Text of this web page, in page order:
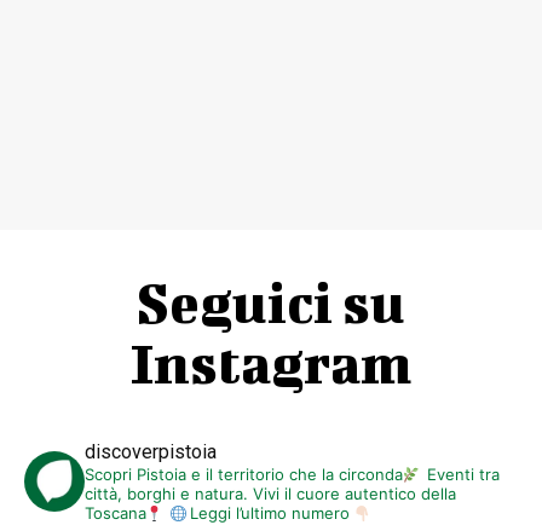
Seguici su
Instagram
discoverpistoia
Scopri Pistoia e il territorio che la circonda
Eventi tra
città, borghi e natura. Vivi il cuore autentico della
Toscana
Leggi l’ultimo numero